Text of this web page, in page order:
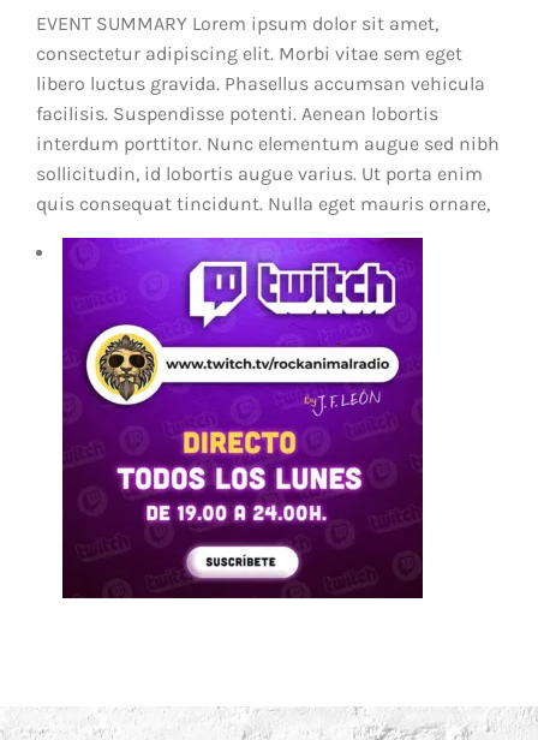
EVENT SUMMARY Lorem ipsum dolor sit amet,
consectetur adipiscing elit. Morbi vitae sem eget
libero luctus gravida. Phasellus accumsan vehicula
facilisis. Suspendisse potenti. Aenean lobortis
interdum porttitor. Nunc elementum augue sed nibh
sollicitudin, id lobortis augue varius. Ut porta enim
quis consequat tincidunt. Nulla eget mauris ornare,